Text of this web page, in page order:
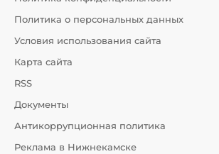
Политика о персональных данных
Условия использования сайта
Карта сайта
RSS
Документы
Антикоррупционная политика
Реклама в Нижнекамске